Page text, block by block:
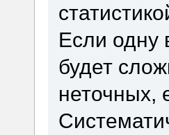
Если одну
будет
неточных,